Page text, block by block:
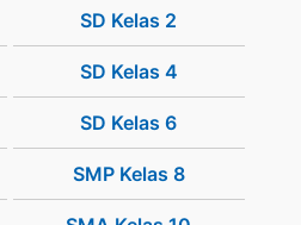
SD Kelas 2
SD Kelas 4
SD Kelas 6
SMP Kelas 8